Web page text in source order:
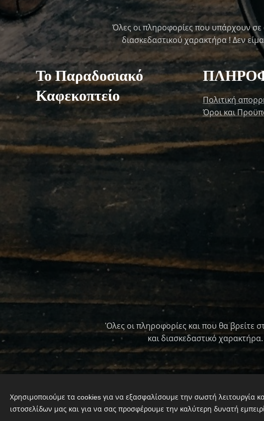
Όλες οι πληροφορίες που υπάρχουν σε
διασκεδαστικού χαρακτήρα ! Δεν
Το Παραδοσιακό
Καφεκοπτείο
Πολιτική
Όροι και
'Ολες οι πληροφορίες και που θα βρείτε
και διασκεδαστικό
© 2020 To
Χρησιμοποιούμε τα cookies για να εξασφαλίσουμε την σωστή λειτουργία
ιστοσελίδων μας και για να σας προσφέρουμε την καλύτερη δυνατή